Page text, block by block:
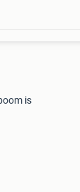
is